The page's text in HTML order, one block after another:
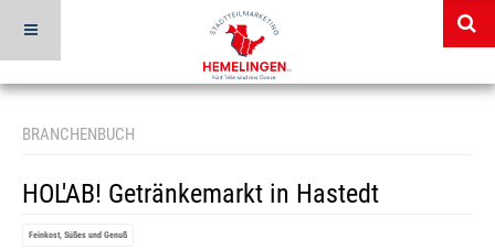
BRANCHENBUCH
HOL'AB! Getränkemarkt in Hastedt
Feinkost, Süßes und Genuß